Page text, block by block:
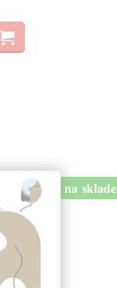
na sklade